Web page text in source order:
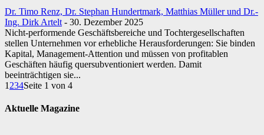
Dr. Timo Renz, Dr. Stephan Hundertmark, Matthias Müller und Dr.-
Ing. Dirk Artelt - 30. Dezember 2025
Nicht-performende Geschäftsbereiche und Tochtergesellschaften
stellen Unternehmen vor erhebliche Herausforderungen: Sie binden
Kapital, Management-Attention und müssen von profitablen
Geschäften häufig quersubventioniert werden. Damit
beeinträchtigen sie...
1 234Seite 1 von 4
Aktuelle Magazine